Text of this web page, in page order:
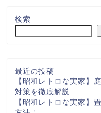
検索
最近の投稿
【昭和レトロな実家】
対策を徹底解説
【昭和レトロな実家】